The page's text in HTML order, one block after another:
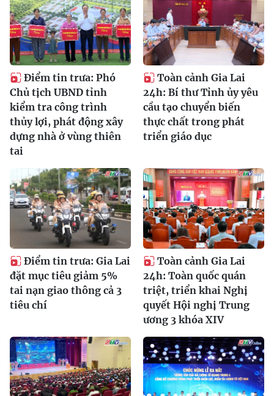
Điểm tin trưa: Phó
Chủ tịch UBND tỉnh
kiểm tra công trình
thủy lợi, phát động xây
dựng nhà ở vùng thiên
tai
Toàn cảnh Gia Lai
24h: Bí thư Tỉnh ủy yêu
cầu tạo chuyển biến
thực chất trong phát
triển giáo dục
Điểm tin trưa: Gia Lai
đặt mục tiêu giảm 5%
tai nạn giao thông cả 3
tiêu chí
Toàn cảnh Gia Lai
24h: Toàn quốc quán
triệt, triển khai Nghị
quyết Hội nghị Trung
ương 3 khóa XIV